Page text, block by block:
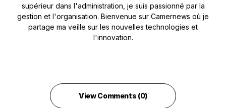
supérieur dans l'administration, je suis passionné par la
gestion et l'organisation. Bienvenue sur Camernews où je
partage ma veille sur les nouvelles technologies et
l'innovation.
View Comments (0)